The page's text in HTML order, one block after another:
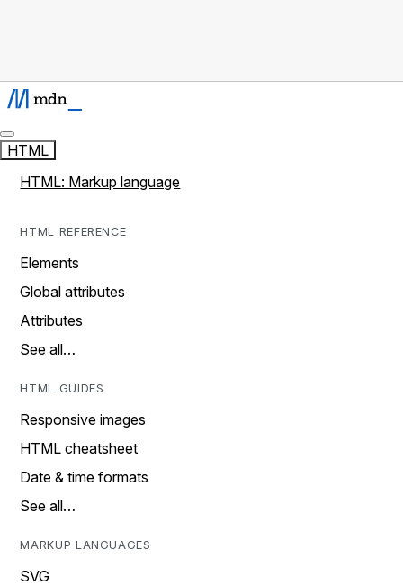
HTML
HTML: Markup language
HTML REFERENCE
Elements
Global attributes
Attributes
See all…
HTML GUIDES
Responsive images
HTML cheatsheet
Date & time formats
See all…
MARKUP LANGUAGES
SVG